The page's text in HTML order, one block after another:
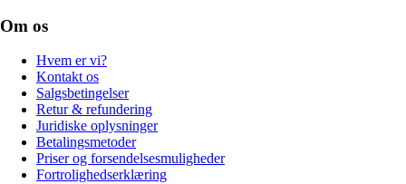
Om os
Hvem er vi?
Kontakt os
Salgsbetingelser
Retur & refundering
Juridiske oplysninger
Betalingsmetoder
Priser og forsendelsesmuligheder
Fortrolighedserklæring